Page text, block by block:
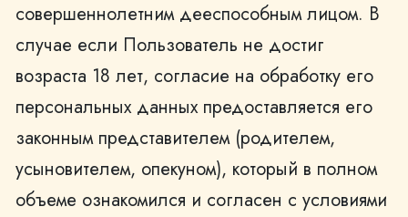
совершеннолетним дееспособным лицом. В
случае если Пользователь не достиг
возраста 18 лет, согласие на обработку его
персональных данных предоставляется его
законным представителем (родителем,
усыновителем, опекуном), который в полном
объеме ознакомился и согласен с условиями